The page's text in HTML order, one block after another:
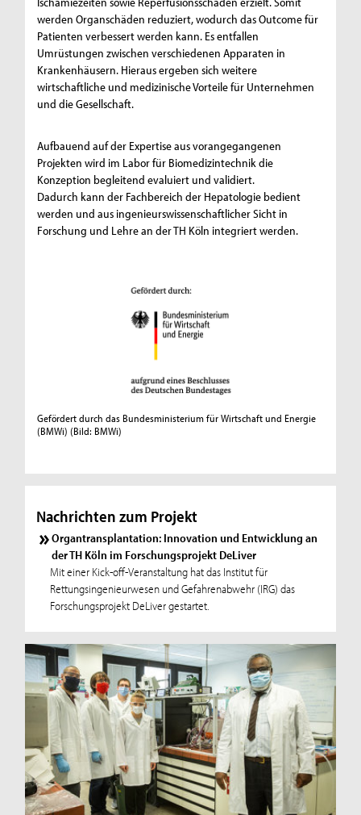
werden Organschäden reduziert, wodurch das Outcome für
Patienten verbessert werden kann. Es entfallen
Umrüstungen zwischen verschiedenen Apparaten in
Krankenhäusern. Hieraus ergeben sich weitere
wirtschaftliche und medizinische Vorteile für Unternehmen
und die Gesellschaft.
Aufbauend auf der Expertise aus vorangegangenen
Projekten wird im Labor für Biomedizintechnik die
Konzeption begleitend evaluiert und validiert.
Dadurch kann der Fachbereich der Hepatologie bedient
werden und aus ingenieurswissenschaftlicher Sicht in
Forschung und Lehre an der TH Köln integriert werden.
Gefördert durch das Bundesministerium für Wirtschaft und Energie
(BMWi) (Bild: BMWi)
Nachrichten zum Projekt
Organtransplantation: Innovation und Entwicklung an
der TH Köln im Forschungsprojekt DeLiver
Mit einer Kick-off-Veranstaltung hat das Institut für
Rettungsingenieurwesen und Gefahrenabwehr (IRG) das
Forschungsprojekt DeLiver gestartet.